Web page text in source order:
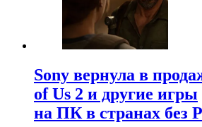
Sony вернула в
of Us 2 и другие игры
на ПК в странах без